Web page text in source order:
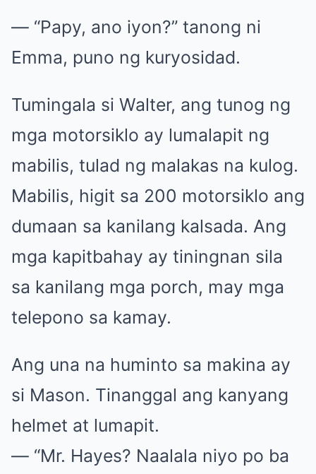
— “Papy, ano iyon?” tanong ni
Emma, puno ng kuryosidad.
Tumingala si Walter, ang tunog ng
mga motorsiklo ay lumalapit ng
mabilis, tulad ng malakas na kulog.
Mabilis, higit sa 200 motorsiklo ang
dumaan sa kanilang kalsada. Ang
mga kapitbahay ay tiningnan sila
sa kanilang mga porch, may mga
telepono sa kamay.
Ang una na huminto sa makina ay
si Mason. Tinanggal ang kanyang
helmet at lumapit.
— “Mr. Hayes? Naalala niyo po ba